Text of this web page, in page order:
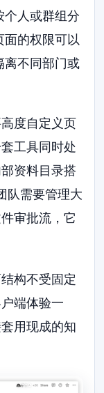
个人或群组分
的权限可以
离不同部门或
度自定义页
工具同时处
资料目录搭
队需要管理大
审批流，它
构不受固定
端体验一
用现成的知